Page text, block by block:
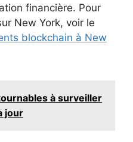
financière. Pour
New York, voir le
blockchain à New
à surveiller
jour